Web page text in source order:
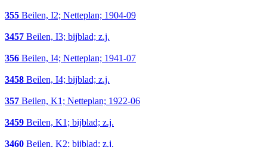
355 Beilen, I2; Netteplan; 1904-09
3457 Beilen, I3; bijblad; z.j.
356 Beilen, I4; Netteplan; 1941-07
3458 Beilen, I4; bijblad; z.j.
357 Beilen, K1; Netteplan; 1922-06
3459 Beilen, K1; bijblad; z.j.
3460 Beilen, K2; bijblad; z.j.